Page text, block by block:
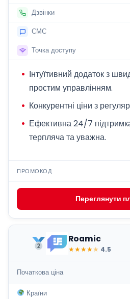
Дзвінки
СМС
Точка доступу
Інтуїтивний додаток з
простим управлінням.
Конкурентні ціни з
Ефективна 24/7
терпляча та уважна.
ПРОМОКОД
Переглянути
Roamic
★★★★★ 4.5
Початкова ціна
Країни